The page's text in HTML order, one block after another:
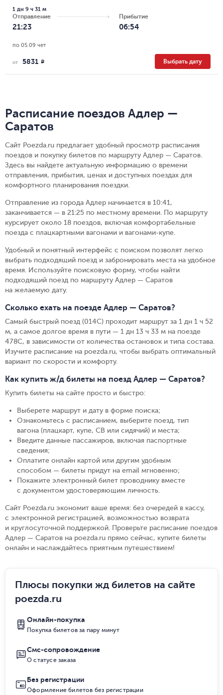
Отправление
21:23
1 дн 9 ч 31 м
Прибытие
06:54
по 05.09 чет
от 5831 R Выбрать дату
Расписание поездов Адлер —
Саратов
Сайт Poezda.ru предлагает удобный просмотр расписания
поездов и покупку билетов по маршруту Адлер — Саратов.
Здесь вы найдете актуальную информацию о времени
отправления, прибытия, ценах и доступных поездах для
комфортного планирования поездки.
Отправление из города Адлер начинается в 10:41,
заканчивается — в 21:25 по местному времени. По маршруту
курсирует около 18 поездов, включая комфортабельные
поезда с плацкартными вагонами и вагонами-купе.
Удобный и понятный интерфейс с поиском позволят легко
выбрать подходящий поезд и забронировать места на удобное
время. Используйте поисковую форму, чтобы найти
подходящий поезд по маршруту Адлер — Саратов
на желаемую дату.
Сколько ехать на поезде Адлер — Саратов?
Самый быстрый поезд (014С) проходит маршрут за 1 дн 1 ч 52
м, а самое долгое время в пути — 1 дн 13 ч 33 м на поезде
478С, в зависимости от количества остановок и типа состава.
Изучите расписание на poezda.ru, чтобы выбрать оптимальный
вариант по скорости и комфорту.
Как купить ж/д билеты на поезд Адлер — Саратов?
Купить билеты на сайте просто и быстро:
Выберете маршрут и дату в форме поиска;
Ознакомьтесь с расписанием, выберите поезд, тип
вагона (плацкарт, купе, СВ или сидячий) и места;
Введите данные пассажиров, включая паспортные
сведения;
Оплатите онлайн картой или другим удобным
способом — билеты придут на email мгновенно;
Покажите электронный билет проводнику вместе
с документом удостоверяющим личность.
Сайт Poezda.ru экономит ваше время: без очередей в кассу,
с электронной регистрацией, возможностью возврата
и круглосуточной поддержкой. Проверьте расписание поездов
Адлер — Саратов на poezda.ru прямо сейчас, купите билеты
онлайн и наслаждайтесь приятным путешествием!
Плюсы покупки жд билетов на сайте
poezda.ru
Онлайн-покупка
Покупка билетов за пару минут
Смс-сопровождение
О статусе заказа
Без регистрации
Оформление билетов без регистрации